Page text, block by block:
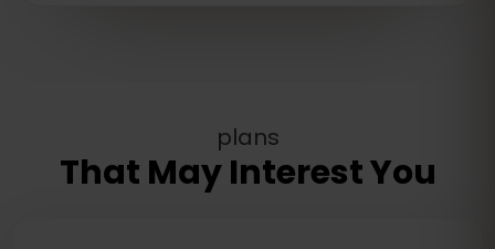
plans
That May Interest You